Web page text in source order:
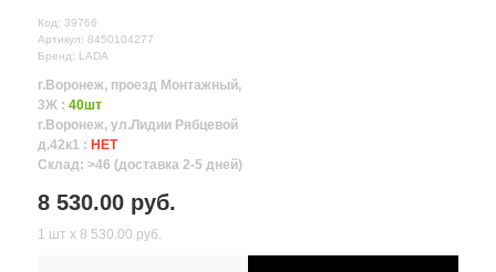
Код: 39766
Артикул: 8450104277
Бренд: LADA
г.Воронеж, проезд Монтажный,
3Ж : 40шт
г.Воронеж, ул.Лидии Рябцевой
д.42к1 : НЕТ
Склад: >46 (доставка 2-5 дней)
8 530.00 руб.
1 шт х 8 530.00 руб.